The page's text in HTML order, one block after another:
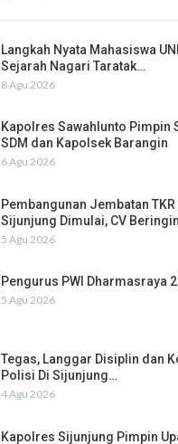
Langkah Nyata Mahasiswa
Sejarah Nagari Taratak…
8 Agu 2026
Kapolres Sawahlunto Pimpin
SDM dan Kapolsek Barangin
6 Agu 2026
Pembangunan Jembatan
Sijunjung Dimulai, CV
5 Agu 2026
Pengurus PWI Dharmasraya
5 Agu 2026
Tegas, Langgar Disiplin dan
Polisi Di Sijunjung…
4 Agu 2026
Kapolres Sijunjung Pimpin